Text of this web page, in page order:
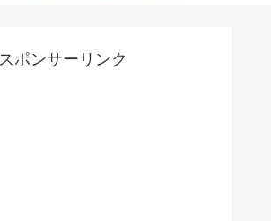
スポンサーリンク